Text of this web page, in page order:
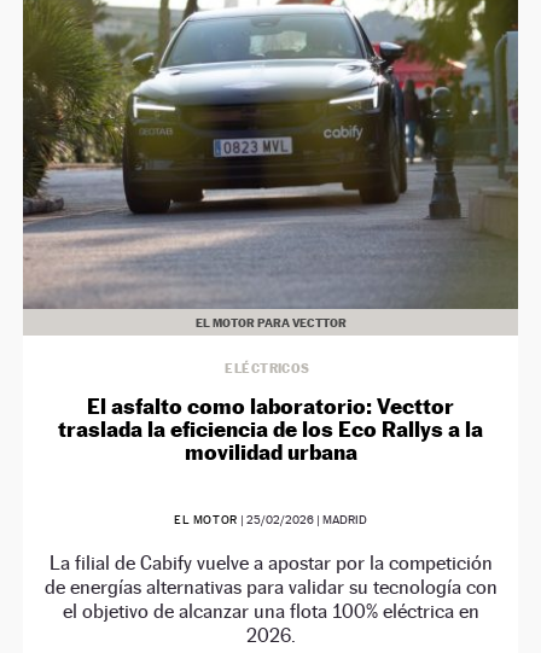
NEWSLETTER
SÍGUENOS
EL MOTOR PARA VECTTOR
ELÉCTRICOS
El asfalto como laboratorio: Vecttor
traslada la eficiencia de los Eco Rallys a la
movilidad urbana
EL MOTOR | 25/02/2026| MADRID
La filial de Cabify vuelve a apostar por la competición
de energías alternativas para validar su tecnología con
el objetivo de alcanzar una flota 100% eléctrica en
2026.